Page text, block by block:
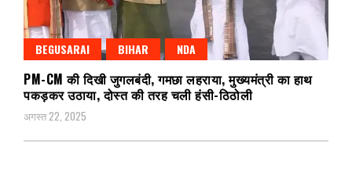
BEGUSARAI BIHAR NDA
PM-CM की दिखी जुगलबंदी, गमछा लहराया, मुख्यमंत्री का हाथ
पकड़कर उठाया, दोस्त की तरह चली हंसी-ठिठोली
अगस्त 22, 2025